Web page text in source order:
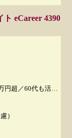
ト eCareer 4390
円超／60代も活…
）